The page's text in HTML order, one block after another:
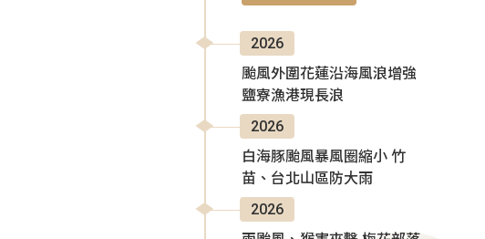
2026
颱風外圍花蓮沿海風浪增強
鹽寮漁港現長浪
2026
白海豚颱風暴風圈縮小 竹
苗、台北山區防大雨
2026